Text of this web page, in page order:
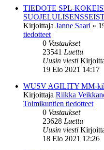
TIEDOTE SPL-
Kirjoittaja Janne Saari »
tiedotteet
0 Vastaukset
23541 Luettu
Uusin viesti
19 Elo 2021 14:17
WUSV AGILITY MM-
Kirjoittaja Riikka
Toimikuntien tiedotteet
0 Vastaukset
23628 Luettu
Uusin viesti
18 Elo 2021 12:26